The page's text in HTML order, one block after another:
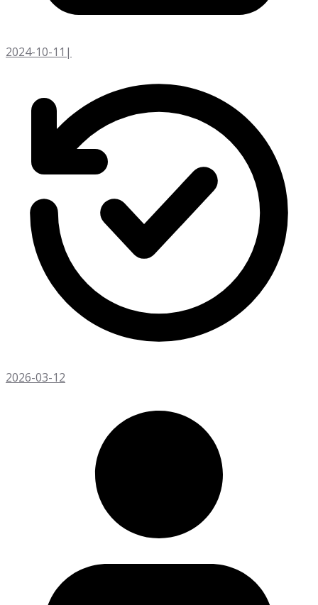
2024-10-11 |
2026-03-12